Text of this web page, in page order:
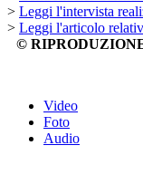
> Leggi l'intervista
> Leggi l'articolo
©
Video
Foto
Audio